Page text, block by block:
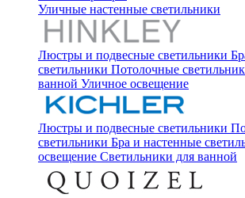
Уличные настенные светильники
Люстры и подвесные светильники
светильники Потолочные
ванной Уличное освещение
Люстры и подвесные светильники
светильники Бра и настенные
освещение Светильники для ванной